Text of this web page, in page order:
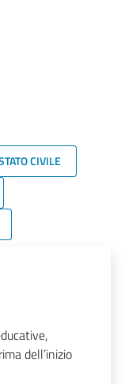
CIVILE
dell’inizio